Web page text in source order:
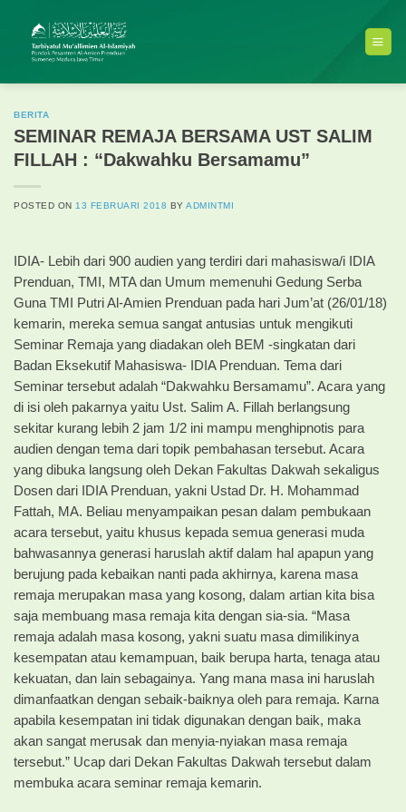
content
BERITA
SEMINAR REMAJA BERSAMA UST SALIM
FILLAH : “Dakwahku Bersamamu”
POSTED ON 13 FEBRUARI 2018 BYADMINTMI
IDIA- Lebih dari 900 audien yang terdiri dari mahasiswa/i IDIA
Prenduan, TMI, MTA dan Umum memenuhi Gedung Serba
Guna TMI Putri Al-Amien Prenduan pada hari Jum’at (26/01/18)
kemarin, mereka semua sangat antusias untuk mengikuti
Seminar Remaja yang diadakan oleh BEM -singkatan dari
Badan Eksekutif Mahasiswa- IDIA Prenduan. Tema dari
Seminar tersebut adalah “Dakwahku Bersamamu”. Acara yang
di isi oleh pakarnya yaitu Ust. Salim A. Fillah berlangsung
sekitar kurang lebih 2 jam 1/2 ini mampu menghipnotis para
audien dengan tema dari topik pembahasan tersebut. Acara
yang dibuka langsung oleh Dekan Fakultas Dakwah sekaligus
Dosen dari IDIA Prenduan, yakni Ustad Dr. H. Mohammad
Fattah, MA. Beliau menyampaikan pesan dalam pembukaan
acara tersebut, yaitu khusus kepada semua generasi muda
bahwasannya generasi haruslah aktif dalam hal apapun yang
berujung pada kebaikan nanti pada akhirnya, karena masa
remaja merupakan masa yang kosong, dalam artian kita bisa
saja membuang masa remaja kita dengan sia-sia. “Masa
remaja adalah masa kosong, yakni suatu masa dimilikinya
kesempatan atau kemampuan, baik berupa harta, tenaga atau
kekuatan, dan lain sebagainya. Yang mana masa ini haruslah
dimanfaatkan dengan sebaik-baiknya oleh para remaja. Karna
apabila kesempatan ini tidak digunakan dengan baik, maka
akan sangat merusak dan menyia-nyiakan masa remaja
tersebut.” Ucap dari Dekan Fakultas Dakwah tersebut dalam
membuka acara seminar remaja kemarin.